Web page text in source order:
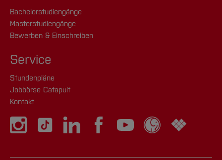
Bachelorstudiengänge
Masterstudiengänge
Bewerben & Einschreiben
Service
Stundenpläne
Jobbörse Catapult
Kontakt